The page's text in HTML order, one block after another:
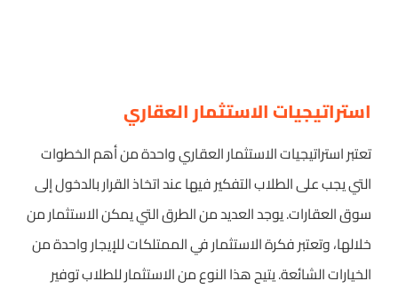
استراتيجيات الاستثمار العقاري
تعتبر استراتيجيات الاستثمار العقاري واحدة من أهم الخطوات
التي يجب على الطلاب التفكير فيها عند اتخاذ القرار بالدخول إلى
سوق العقارات. يوجد العديد من الطرق التي يمكن الاستثمار من
خلالها، وتعتبر فكرة الاستثمار في الممتلكات للإيجار واحدة من
الخيارات الشائعة. يتيح هذا النوع من الاستثمار للطلاب توفير